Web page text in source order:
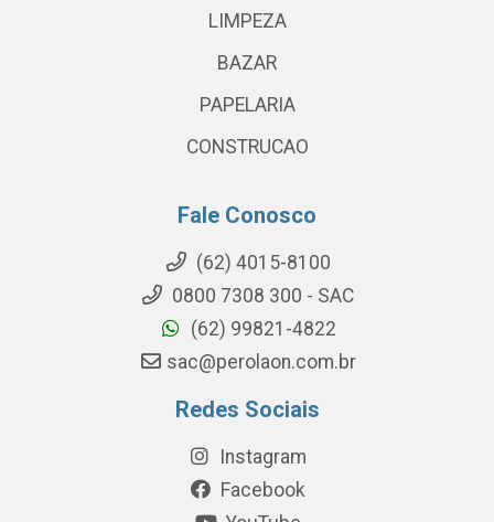
LIMPEZA
BAZAR
PAPELARIA
CONSTRUCAO
Fale Conosco
(62) 4015-8100
0800 7308 300 - SAC
(62) 99821-4822
sac@perolaon.com.br
Redes Sociais
Instagram
Facebook